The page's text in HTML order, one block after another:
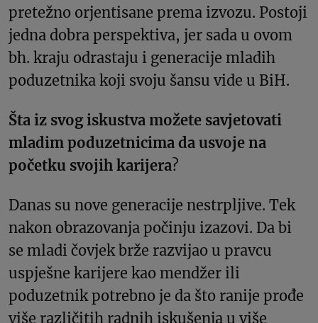
pretežno orjentisane prema izvozu. Postoji
jedna dobra perspektiva, jer sada u ovom
bh. kraju odrastaju i generacije mladih
poduzetnika koji svoju šansu vide u BiH.
Šta iz svog iskustva možete savjetovati
mladim poduzetnicima da usvoje na
početku svojih karijera?
Danas su nove generacije nestrpljive. Tek
nakon obrazovanja počinju izazovi. Da bi
se mladi čovjek brže razvijao u pravcu
uspješne karijere kao mendžer ili
poduzetnik potrebno je da što ranije prođe
više različitih radnih iskušenja u više